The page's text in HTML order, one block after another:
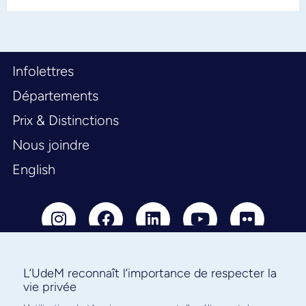
Infolettres
Départements
Prix & Distinctions
Nous joindre
English
Abonnez-vous à notre infolettre
L’UdeM reconnaît l’importance de respecter la
vie privée